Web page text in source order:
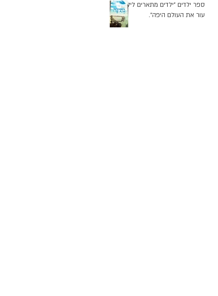
ספר ילדים "ילדים מתארים לילד
עור את העולם היפה".